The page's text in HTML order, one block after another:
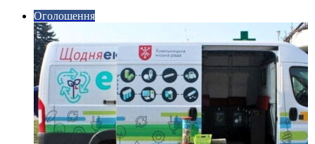
Оголошення